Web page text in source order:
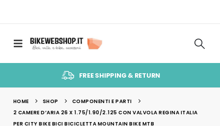
FREE SHIPPING & RETURN
HOME SHOP
COMPONENTI E PARTI
2 CAMERE D’ARIA 26 X 1.75/1.90/2.125 CON VALVOLA REGINA ITALIA
PER CITY BIKE BICI BICICLETTA MOUNTAIN BIKE MTB